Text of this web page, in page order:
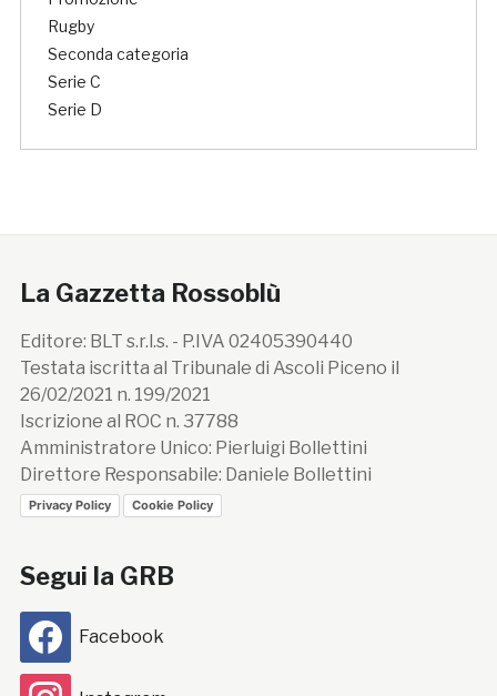
Rugby
Seconda categoria
Serie C
Serie D
La Gazzetta Rossoblù
Editore: BLT s.r.l.s. - P.IVA 02405390440
Testata iscritta al Tribunale di Ascoli Piceno il
26/02/2021 n. 199/2021
Iscrizione al ROC n. 37788
Amministratore Unico: Pierluigi Bollettini
Direttore Responsabile: Daniele Bollettini
Privacy Policy Cookie Policy
Segui la GRB
Facebook